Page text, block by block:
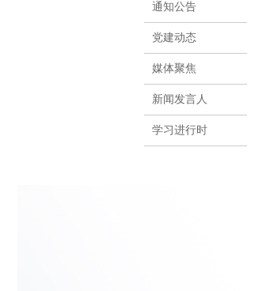
通知公告
党建动态
媒体聚焦
新闻发言人
学习进行时